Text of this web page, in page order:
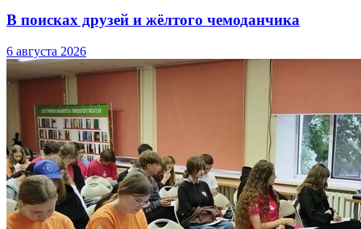
В поисках друзей и жёлтого чемоданчика
6 августа 2026